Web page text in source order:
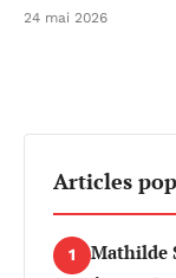
24 mai 2026
Articles
1
Mathilde